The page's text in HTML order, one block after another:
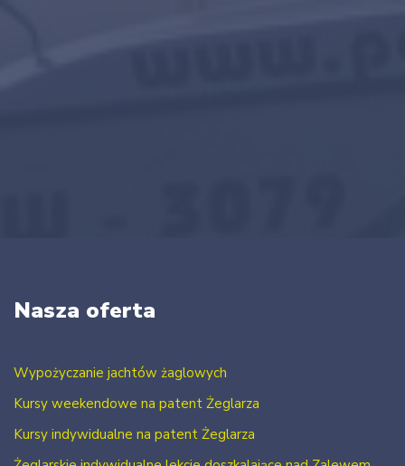
Nasza oferta
Wypożyczanie jachtów żaglowych
Kursy weekendowe na patent Żeglarza
Kursy indywidualne na patent Żeglarza